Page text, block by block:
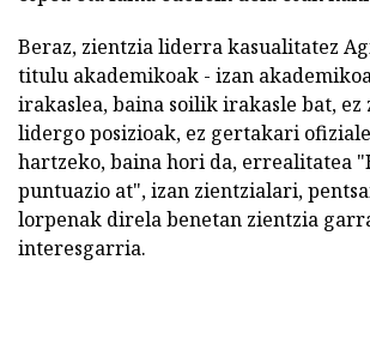
Beraz, zientzia liderra kasualitatez
titulu akademikoak - izan
irakaslea, baina soilik irakasle bat, ez
lidergo posizioak, ez gertakari
hartzeko, baina hori da, errealitatea
puntuazio at", izan zientzialari,
lorpenak direla benetan zientzia
interesgarria.